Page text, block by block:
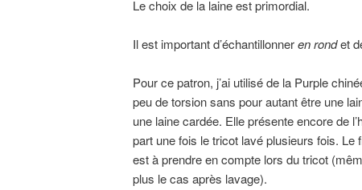
Le choix de la laine est primordial.
Il est important d’échantillonneren rondet
Pour ce patron, j’ai utilisé de la Purple
peu de torsion sans pour autant être une
une laine cardée. Elle présente encore de
part une fois le tricot lavé plusieurs fois.
est à prendre en compte lors du tricot
plus le cas après lavage).